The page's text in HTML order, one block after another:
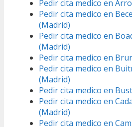
Pedir cita medico en
Pedir cita medico en
(Madrid)
Pedir cita medico en
(Madrid)
Pedir cita medico en
Pedir cita medico en
(Madrid)
Pedir cita medico en
Pedir cita medico en
(Madrid)
Pedir cita medico en